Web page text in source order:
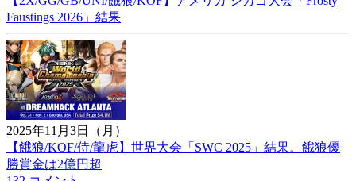
Faustings 2026」結果
2025年11月3日（月）
【餓狼/KOF/侍/龍虎】世界大会「SWC 2025」結果。餓狼優
勝賞金は2億円超